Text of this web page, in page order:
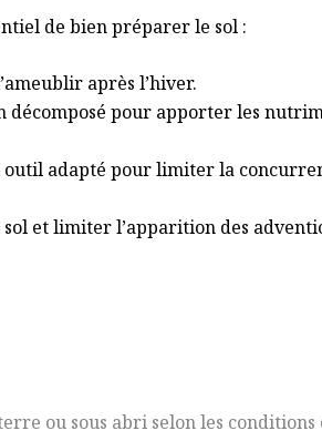
de bien préparer le sol :
après l’hiver.
pour apporter les
outil adapté pour limiter la
et limiter l’apparition des
ou sous abri selon les